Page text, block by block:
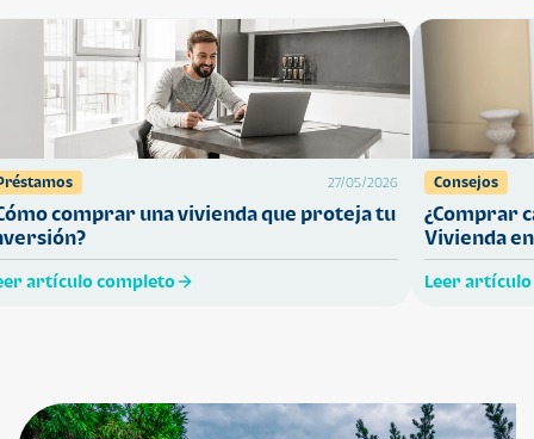
27/05/2026
comprar una vivienda que proteja tu
artículo completo
Consejos
¿Comprar
Vivienda
Leer